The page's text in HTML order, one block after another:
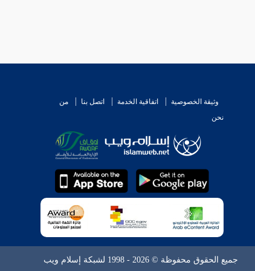
وثيقة الخصوصية اتفاقية الخدمة اتصل بنا
من
نحن
جميع الحقوق محفوظة © 2026 - 1998 لشبكة إسلام ويب